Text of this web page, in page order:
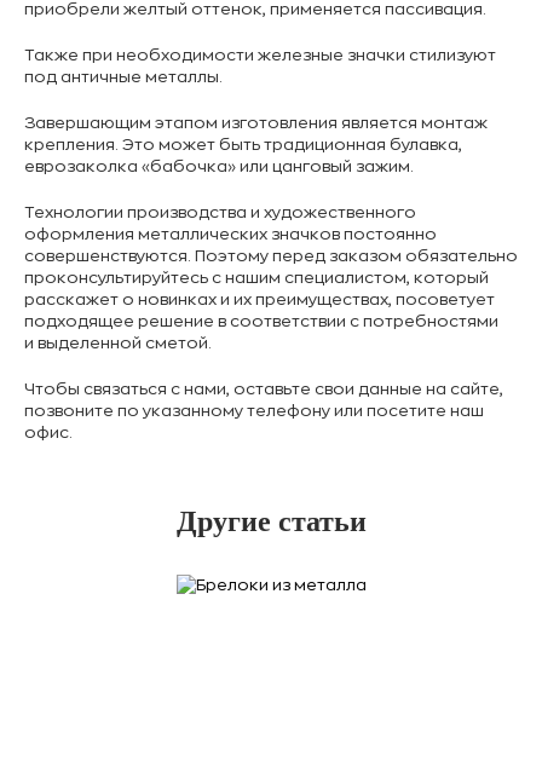
приобрели желтый оттенок, применяется пассивация.
Также при необходимости железные значки стилизуют
под античные металлы.
Завершающим этапом изготовления является монтаж
крепления. Это может быть традиционная булавка,
еврозаколка «бабочка» или цанговый зажим.
Технологии производства и художественного
оформления металлических значков постоянно
совершенствуются. Поэтому перед заказом обязательно
проконсультируйтесь с нашим специалистом, который
расскажет о новинках и их преимуществах, посоветует
подходящее решение в соответствии с потребностями
и выделенной сметой.
Чтобы связаться с нами, оставьте свои данные на сайте,
позвоните по указанному телефону или посетите наш
офис.
Другие статьи